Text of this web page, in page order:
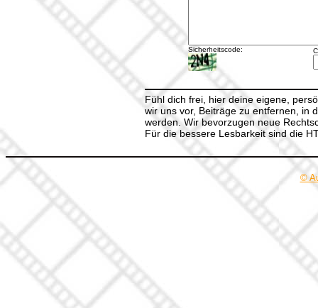
Sicherheitscode:
Fühl dich frei, hier deine eigene,
wir uns vor, Beiträge zu entfernen, in
werden. Wir bevorzugen neue
Für die bessere Lesbarkeit sind die
©